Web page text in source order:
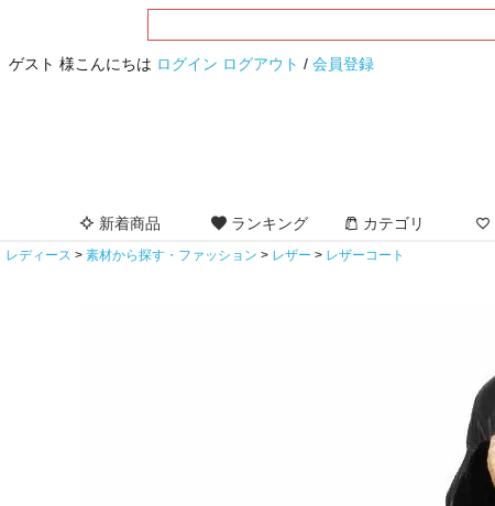
ゲスト 様こんにちは ログイン ログアウト / 会員登録
新着商品 ランキング カテゴリ
レディース 素材から探す・ファッション レザー レザーコート